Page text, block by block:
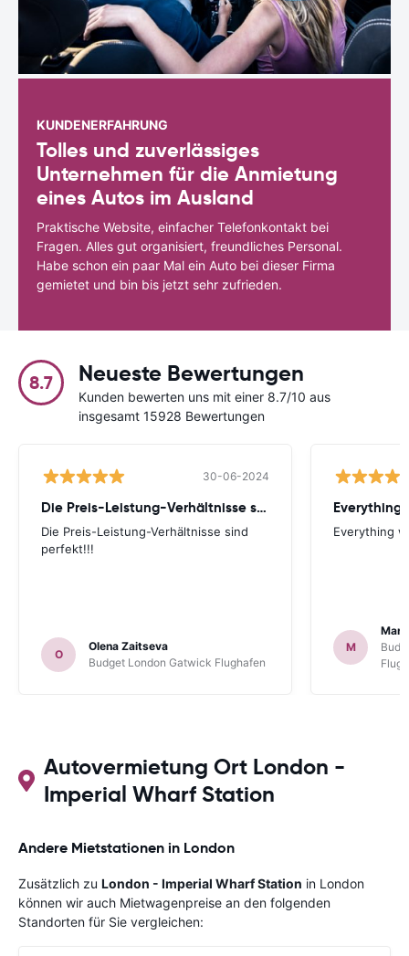
KUNDENERFAHRUNG
Tolles und zuverlässiges
Unternehmen für die Anmietung
eines Autos im Ausland
Praktische Website, einfacher Telefonkontakt bei
Fragen. Alles gut organisiert, freundliches Personal.
Habe schon ein paar Mal ein Auto bei dieser Firma
gemietet und bin bis jetzt sehr zufrieden.
8.7 Neueste Bewertungen
Kunden bewerten uns mit einer 8.7/10 aus
insgesamt 15928 Bewertungen
30-06-2024
Die Preis-Leistung-Verhältnisse sind perfekt!!!
Die Preis-Leistung-Verhältnisse sind
perfekt!!!
O
Olena Zaitseva
Budget London Gatwick Flughafen
Everything
Everything
M
Autovermietung Ort London -
Imperial Wharf Station
Andere Mietstationen in London
Zusätzlich zu London - Imperial Wharf Station in London
können wir auch Mietwagenpreise an den folgenden
Standorten für Sie vergleichen: